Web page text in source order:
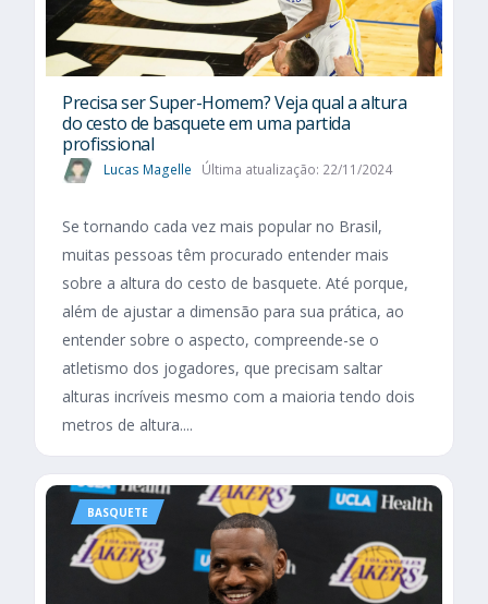
Precisa ser Super-Homem? Veja qual a altura
do cesto de basquete em uma partida
profissional
Lucas Magelle Última atualização: 22/11/2024
Se tornando cada vez mais popular no Brasil,
muitas pessoas têm procurado entender mais
sobre a altura do cesto de basquete. Até porque,
além de ajustar a dimensão para sua prática, ao
entender sobre o aspecto, compreende-se o
atletismo dos jogadores, que precisam saltar
alturas incríveis mesmo com a maioria tendo dois
metros de altura....
BASQUETE